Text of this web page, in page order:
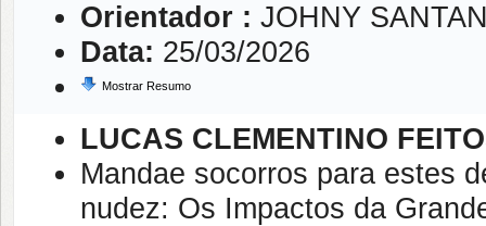
Orientador : JOHNY
Data: 25/03/2026
Mostrar Resumo
LUCAS CLEMENTINO
Mandae socorros para estes
nudez: Os Impactos da